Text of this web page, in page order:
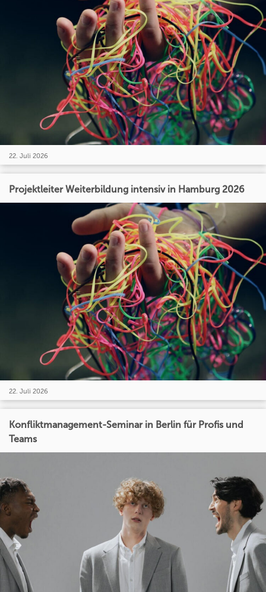
22. Juli 2026
Projektleiter Weiterbildung intensiv in Hamburg 2026
22. Juli 2026
Konfliktmanagement-Seminar in Berlin für Profis und
Teams